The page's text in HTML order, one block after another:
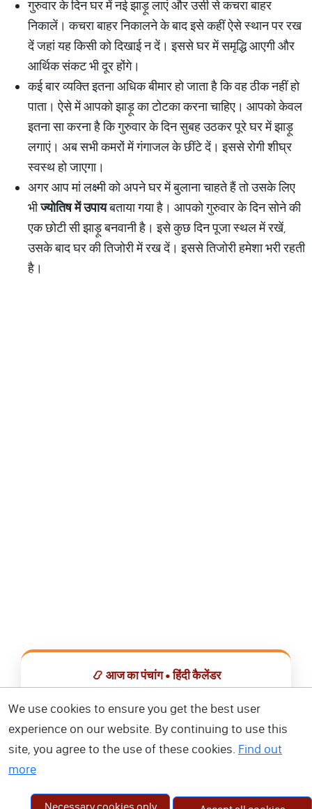
गुरुवार के दिन घर में नई झाड़ू लाएं और उसी से कचरा बाहर
निकालें। कचरा बाहर निकालने के बाद इसे कहीं ऐसे स्थान पर रख
दें जहां यह किसी को दिखाई न दें। इससे घर में समृद्धि आएगी और
आर्थिक संकट भी दूर होंगे।
कई बार व्यक्ति इतना अधिक बीमार हो जाता है कि वह ठीक नहीं हो
पाता। ऐसे में आपको झाड़ू का टोटका करना चाहिए। आपको केवल
इतना सा करना है कि गुरुवार के दिन सुबह उठकर पूरे घर में झाड़ू
लगाएं। अब सभी कमरों में गंगाजल के छींटे दें। इससे रोगी शीघ्र
स्वस्थ हो जाएगा।
अगर आप मां लक्ष्मी को अपने घर में बुलाना चाहते हैं तो उसके लिए
भीज्योतिष में उपायबताया गया है। आपको गुरुवार के दिन सोने की
एक छोटी सी झाड़ू बनवानी है। इसे कुछ दिन पूजा स्थल में रखें,
उसके बाद घर की तिजोरी में रख दें। इससे तिजोरी हमेशा भरी रहती
है।
📿 आज का पंचांग • हिंदी कैलेंडर
📅 हिंदी कैलेंडर ऐप डाउनलोड करें
We use cookies to ensure you get the best user
experience on our website. By continuing to use this
site, you agree to the use of these cookies. Find out
more